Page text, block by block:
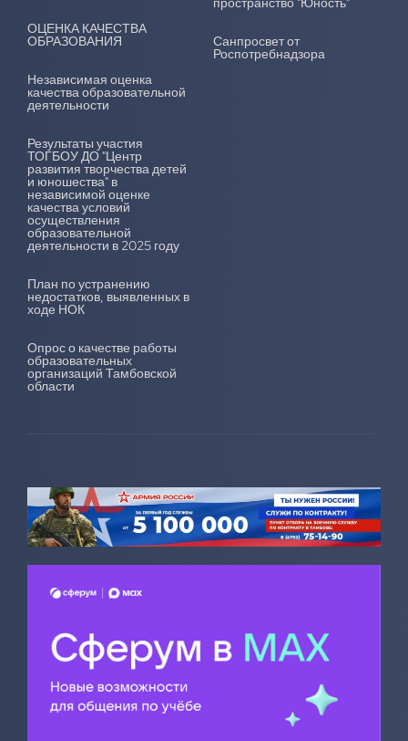
ОЦЕНКА КАЧЕСТВА
ОБРАЗОВАНИЯ
Независимая оценка
качества образовательной
деятельности
Результаты участия
ТОГБОУ ДО "Центр
развития творчества детей
и юношества" в
независимой оценке
качества условий
осуществления
образовательной
деятельности в 2025 году
План по устранению
недостатков, выявленных в
ходе НОК
Опрос о качестве работы
образовательных
организаций Тамбовской
области
Санпросвет от
Роспотребнадзора